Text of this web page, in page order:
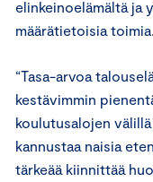
elinkeinoelämältä ja
määrätietoisia toimia.
“Tasa-arvoa
kestävimmin
koulutusalojen
kannustaa naisia
tärkeää kiinnittää